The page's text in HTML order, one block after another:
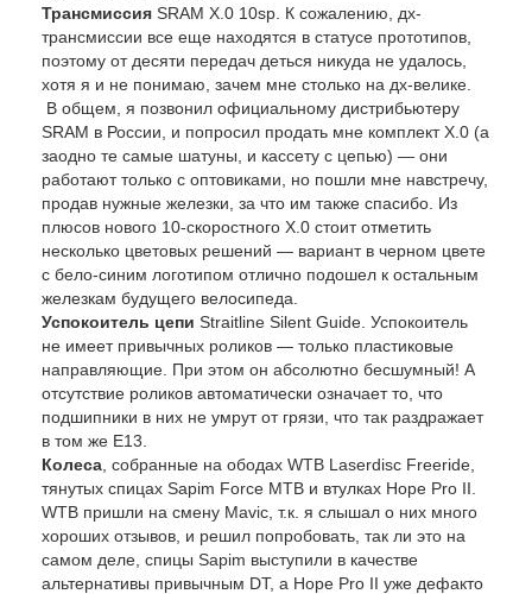
Трансмиссия SRAM X.0 10sp. К сожалению, дх-
трансмиссии все еще находятся в статусе прототипов,
поэтому от десяти передач деться никуда не удалось,
хотя я и не понимаю, зачем мне столько на дх-велике.
В общем, я позвонил официальному дистрибьютеру
SRAM в России, и попросил продать мне комплект X.0 (а
заодно те самые шатуны, и кассету с цепью) — они
работают только с оптовиками, но пошли мне навстречу,
продав нужные железки, за что им также спасибо. Из
плюсов нового 10-скоростного X.0 стоит отметить
несколько цветовых решений — вариант в черном цвете
с бело-синим логотипом отлично подошел к остальным
железкам будущего велосипеда.
Успокоитель цепи Straitline Silent Guide. Успокоитель
не имеет привычных роликов — только пластиковые
направляющие. При этом он абсолютно бесшумный! А
отсутствие роликов автоматически означает то, что
подшипники в них не умрут от грязи, что так раздражает
в том же E13.
Колеса , собранные на ободах WTB Laserdisc Freeride,
тянутых спицах Sapim Force MTB и втулках Hope Pro II.
WTB пришли на смену Mavic, т.к. я слышал о них много
хороших отзывов, и решил попробовать, так ли это на
самом деле, спицы Sapim выступили в качестве
альтернативы привычным DT, а Hope Pro II уже дефакто